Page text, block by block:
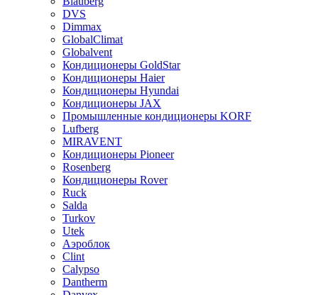
DVS
Dimmax
GlobalClimat
Globalvent
Кондиционеры GoldStar
Кондиционеры Haier
Кондиционеры Hyundai
Кондиционеры JAX
Промышленные кондиционеры KORF
Lufberg
MIRAVENT
Кондиционеры Pioneer
Rosenberg
Кондиционеры Rover
Ruck
Salda
Turkov
Utek
Аэроблок
Clint
Calypso
Dantherm